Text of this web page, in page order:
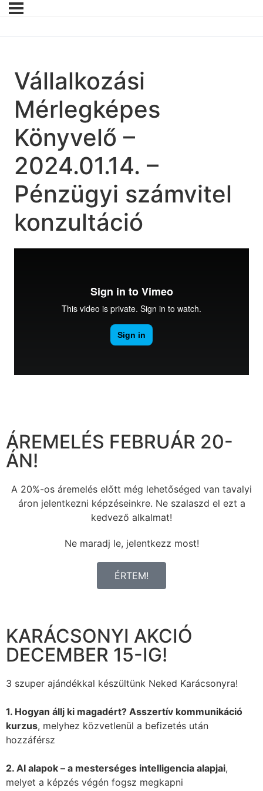
Vállalkozási
Mérlegképes
Könyvelő –
2024.01.14. –
Pénzügyi számvitel
konzultáció
ÁREMELÉS FEBRUÁR 20-
ÁN!
A 20%-os áremelés előtt még lehetőséged van tavalyi
áron jelentkezni képzéseinkre. Ne szalaszd el ezt a
kedvező alkalmat!
Ne maradj le, jelentkezz most!
ÉRTEM!
KARÁCSONYI AKCIÓ
DECEMBER 15-IG!
3 szuper ajándékkal készültünk Neked Karácsonyra!
1. Hogyan állj ki magadért? Asszertív kommunikáció
kurzus, melyhez közvetlenül a befizetés után
hozzáférsz
2. AI alapok – a mesterséges intelligencia alapjai,
melyet a képzés végén fogsz megkapni